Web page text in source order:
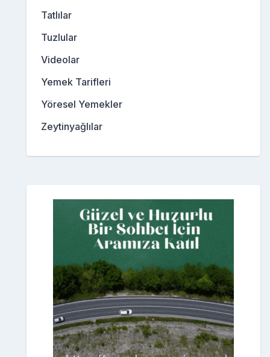
Tatlılar
Tuzlular
Videolar
Yemek Tarifleri
Yöresel Yemekler
Zeytinyağlılar